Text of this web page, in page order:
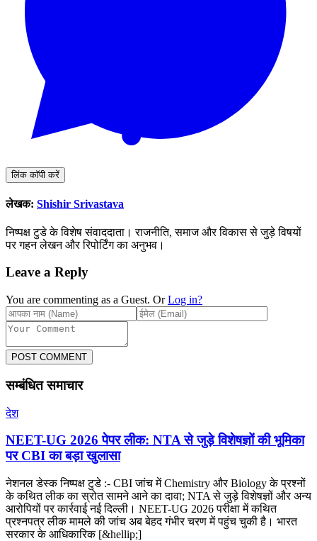
लिंक कॉपी करें
लेखक: Shishir Srivastava
निष्पक्ष टुडे के विशेष संवाददाता। राजनीति, समाज और विकास से जुड़े विषयों
पर गहन लेखन और रिपोर्टिंग का अनुभव।
Leave a Reply
You are commenting as a Guest. Or Log in?
POST COMMENT
सम्बंधित समाचार
देश
NEET-UG 2026 पेपर लीक: NTA से जुड़े विशेषज्ञों की भूमिका
पर CBI का बड़ा खुलासा
नेशनल डेस्क निष्पक्ष टुडे :- CBI जांच में Chemistry और Biology के प्रश्नों
के कथित लीक का स्रोत सामने आने का दावा; NTA से जुड़े विशेषज्ञों और अन्य
आरोपियों पर कार्रवाई नई दिल्ली। NEET-UG 2026 परीक्षा में कथित
प्रश्नपत्र लीक मामले की जांच अब बेहद गंभीर चरण में पहुंच चुकी है। भारत
सरकार के आधिकारिक [&hellip;]